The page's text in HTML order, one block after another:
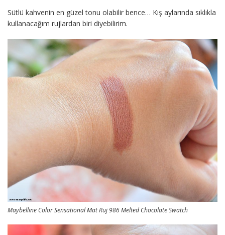
Sütlü kahvenin en güzel tonu olabilir bence… Kış aylarında sıklıkla
kullanacağım rujlardan biri diyebilirim.
Maybelline Color Sensational Mat Ruj 986 Melted Chocolate Swatch